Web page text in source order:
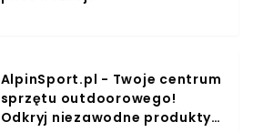
AlpinSport.pl - Twoje centrum
sprzętu outdoorowego!
Odkryj niezawodne produkty i